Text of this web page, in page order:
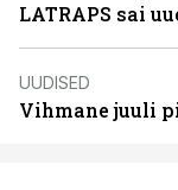
LATRAPS sai
UUDISED
Vihmane juuli